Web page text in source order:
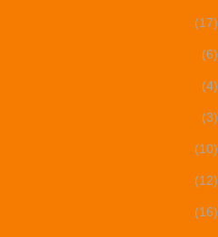
(17)
(6)
(4)
(3)
(10)
(12)
(16)